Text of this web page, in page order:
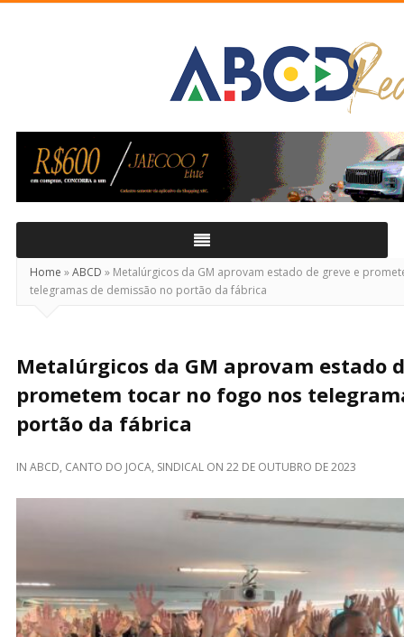
Real
Home »ABCD » Metalúrgicos da GM aprovam estado de greve e
telegramas de demissão no portão da fábrica
Metalúrgicos da GM aprovam estado
prometem tocar no fogo nos
portão da fábrica
IN ABCD, CANTO DO JOCA, SINDICAL ON 22 DE OUTUBRO DE 2023